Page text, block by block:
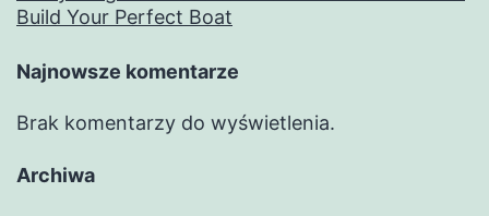
Build Your Perfect Boat
Najnowsze komentarze
Brak komentarzy do wyświetlenia.
Archiwa